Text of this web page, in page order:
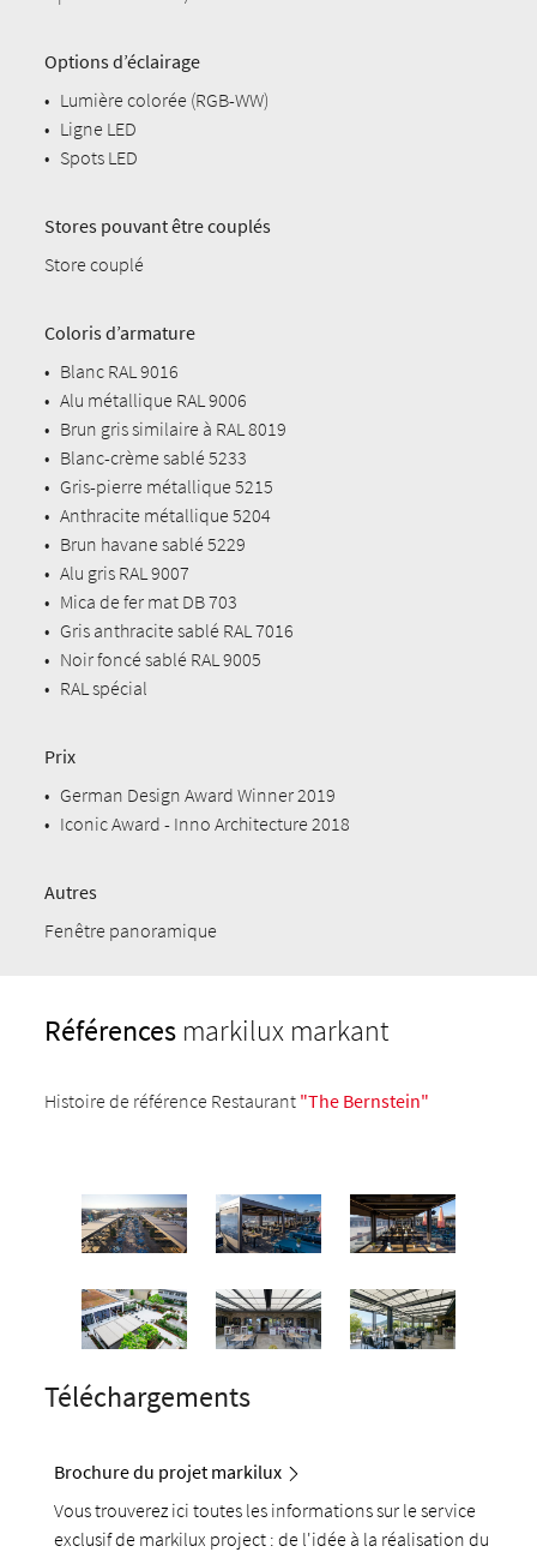
Options d’éclairage
• Lumière colorée (RGB-WW)
• Ligne LED
• Spots LED
Stores pouvant être couplés
Store couplé
Coloris d’armature
• Blanc RAL 9016
• Alu métallique RAL 9006
• Brun gris similaire à RAL 8019
• Blanc-crème sablé 5233
• Gris-pierre métallique 5215
• Anthracite métallique 5204
• Brun havane sablé 5229
• Alu gris RAL 9007
• Mica de fer mat DB 703
• Gris anthracite sablé RAL 7016
• Noir foncé sablé RAL 9005
• RAL spécial
Prix
• German Design Award Winner 2019
• Iconic Award - Inno Architecture 2018
Autres
Fenêtre panoramique
Références markilux markant
Histoire de référence Restaurant "The Bernstein"
Téléchargements
Brochure du projet markilux
Vous trouverez ici toutes les informations sur le service
exclusif de markilux project : de l'idée à la réalisation du